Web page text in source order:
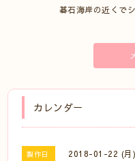
碁石海岸の近くで
カレンダー
製作日 2018-01-22 (月)